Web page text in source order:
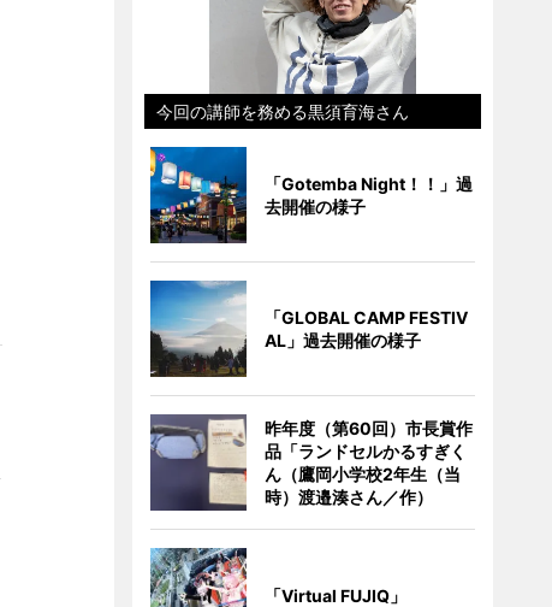
今回の講師を務める黒須育海さん
「Gotemba Night！！」過
去開催の様子
「GLOBAL CAMP FESTIV
AL」過去開催の様子
昨年度（第60回）市長賞作
品「ランドセルかるすぎく
ん（鷹岡小学校2年生（当
時）渡邉湊さん／作）
「Virtual FUJIQ」